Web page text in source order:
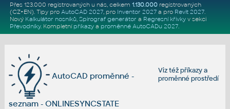
Přes 123.000 registrovaných u nás, celkem 1.130.000registrovaných
(CZ+EN). Tipy pro AutoCAD 2027, pro Inventor 2027a pro Revit 2027.
Nový Kalkulátor nosníků, Spirograf generátor a Regresní křivkyv sekci
Převodníky. Kompletní příkazya proměnné AutoCADu 2027.
Viz téžpříkazya
proměnné prostředí
AutoCAD proměnné -
seznam - ONLINESYNCSTATE